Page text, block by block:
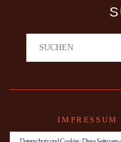
IMPRESSUM